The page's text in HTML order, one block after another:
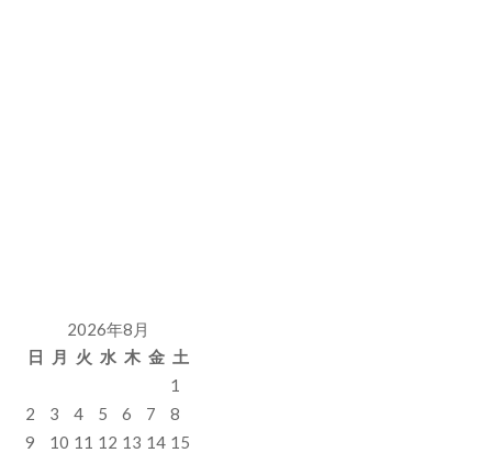
2026年8月
日
月 火 水 木 金 土
1
2
3 4 5 6 7
8
9
10 11 12 13 14 15